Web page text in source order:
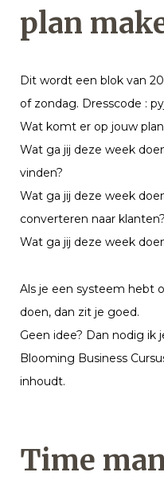
plan
Dit wordt een blok van
of zondag. Dresscode :
Wat komt er op jouw
Wat ga jij deze week
vinden?
Wat ga jij deze week
converteren naar klanten?
Wat ga jij deze week
Als je een systeem hebt
doen, dan zit je goed.
Geen idee? Dan nodig
Blooming Business
inhoudt.
Time